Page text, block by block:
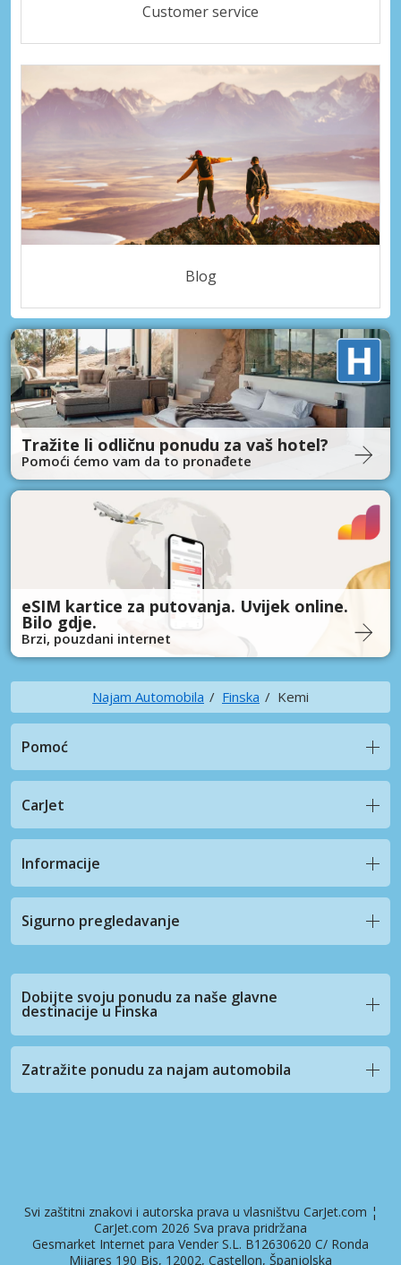
Customer service
Blog
Tražite li odličnu ponudu za vaš hotel?
Pomoći ćemo vam da to pronađete
eSIM kartice za putovanja. Uvijek online.
Bilo gdje.
Brzi, pouzdani internet
Najam Automobila Finska Kemi
Pomoć
CarJet
Informacije
Sigurno pregledavanje
Dobijte svoju ponudu za naše glavne
destinacije u Finska
Zatražite ponudu za najam automobila
Svi zaštitni znakovi i autorska prava u vlasništvu CarJet.com ¦
CarJet.com 2026 Sva prava pridržana
Gesmarket Internet para Vender S.L. B12630620 C/ Ronda
Mijares 190 Bis, 12002, Castellon, Španjolska